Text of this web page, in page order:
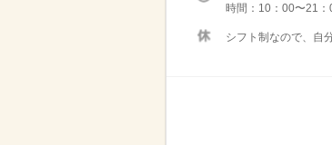
時間：10：00〜21
シフト制なので、自